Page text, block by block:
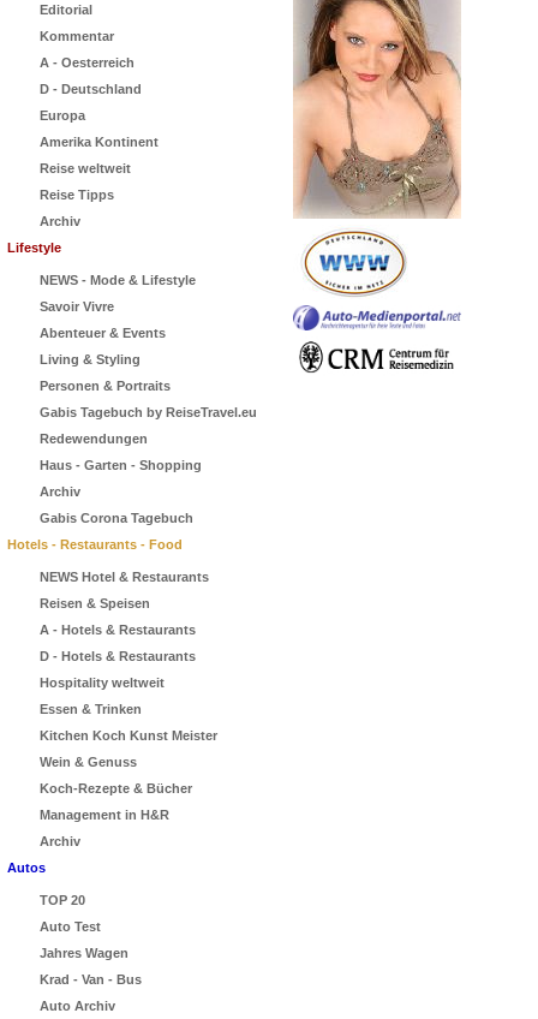
Editorial
Kommentar
A - Oesterreich
D - Deutschland
Europa
Amerika Kontinent
Reise weltweit
Reise Tipps
Archiv
Lifestyle
NEWS - Mode & Lifestyle
Savoir Vivre
Abenteuer & Events
Living & Styling
Personen & Portraits
Gabis Tagebuch by ReiseTravel.eu
Redewendungen
Haus - Garten - Shopping
Archiv
Gabis Corona Tagebuch
Hotels - Restaurants - Food
NEWS Hotel & Restaurants
Reisen & Speisen
A - Hotels & Restaurants
D - Hotels & Restaurants
Hospitality weltweit
Essen & Trinken
Kitchen Koch Kunst Meister
Wein & Genuss
Koch-Rezepte & Bücher
Management in H&R
Archiv
Autos
TOP 20
Auto Test
Jahres Wagen
Krad - Van - Bus
Auto Archiv